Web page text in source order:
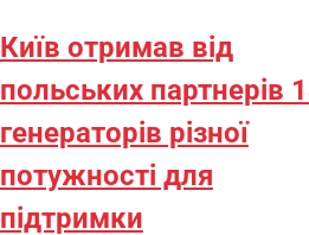
Київ отримав від
польських партнерів
генераторів різної
потужності для
підтримки